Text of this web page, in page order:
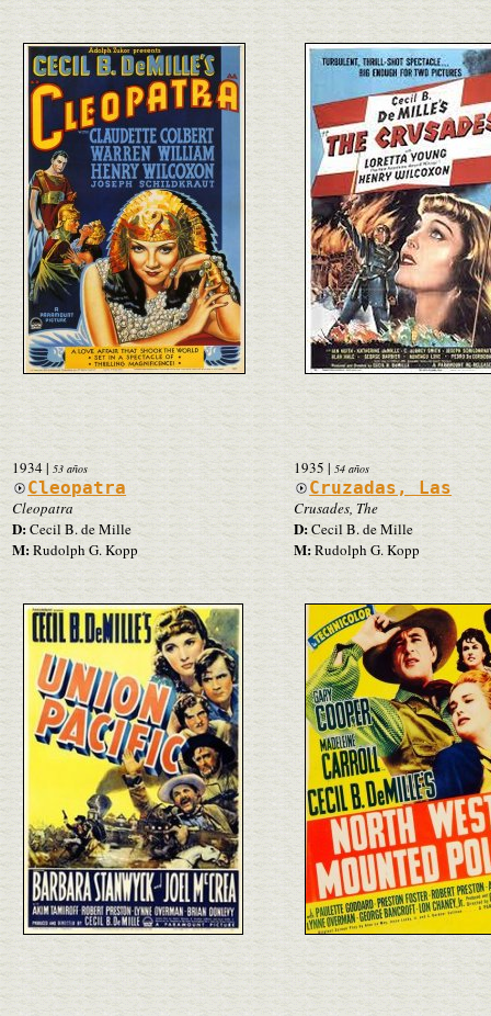
1934| 53 años
Cleopatra
Cleopatra
D:Cecil B. de Mille
M:Rudolph G. Kopp
1935 | 54 años
Cruzadas, Las
Crusades, The
D:Cecil B. de Mille
M:Rudolph G. Kopp